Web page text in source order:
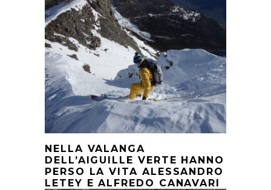
NELLA VALANGA
DELL’AIGUILLE VERTE HANNO
PERSO LA VITA ALESSANDRO
LETEY E ALFREDO CANAVARI